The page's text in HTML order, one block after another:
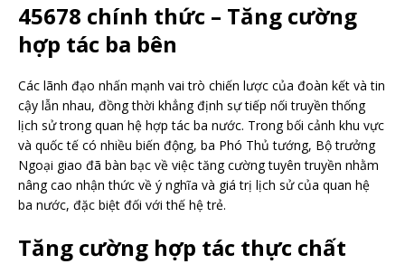
45678 chính thức – Tăng cường
hợp tác ba bên
Các lãnh đạo nhấn mạnh vai trò chiến lược của đoàn kết và tin
cậy lẫn nhau, đồng thời khẳng định sự tiếp nối truyền thống
lịch sử trong quan hệ hợp tác ba nước. Trong bối cảnh khu vực
và quốc tế có nhiều biến động, ba Phó Thủ tướng, Bộ trưởng
Ngoại giao đã bàn bạc về việc tăng cường tuyên truyền nhằm
nâng cao nhận thức về ý nghĩa và giá trị lịch sử của quan hệ
ba nước, đặc biệt đối với thế hệ trẻ.
Tăng cường hợp tác thực chất